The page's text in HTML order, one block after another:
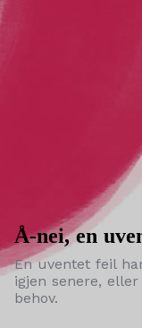
Å-nei, en
En uventet feil
igjen senere,
behov.